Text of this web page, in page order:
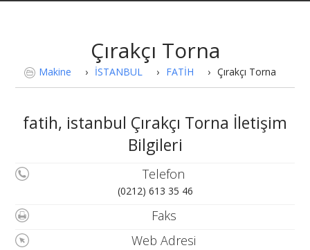
Çırakçı Torna
Makine › İSTANBUL › FATİH › Çırakçı Torna
fatih, istanbul Çırakçı Torna İletişim
Bilgileri
Telefon
(0212) 613 35 46
Faks
Web Adresi